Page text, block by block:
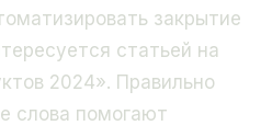
закрытие
статьей на
2024». Правильно
слова помогают